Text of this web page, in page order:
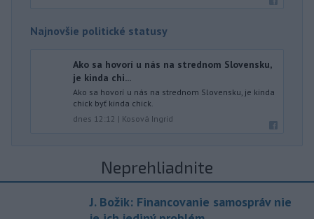
Najnovšie politické statusy
Ako sa hovorí u nás na strednom Slovensku,
je kinda chi...
Ako sa hovorí u nás na strednom Slovensku, je kinda
chick byť kinda chick.
dnes 12:12 | Kosová Ingrid
Neprehliadnite
J. Božik: Financovanie samospráv nie